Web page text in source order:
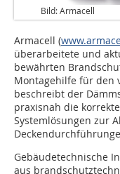
Bild: Armacell
Armacell (
überarbeitete und
bewährten
Montagehilfe für den
beschreibt der
praxisnah die
Systemlösungen zur
Gebäudetechnische
aus